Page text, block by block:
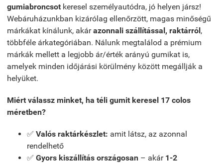
gumiabroncsot keresel személyautódra, jó helyen jársz!
Webáruházunkban kizárólag ellenőrzött, magas minőségű
márkákat kínálunk, akárazonnali szállítással, raktárról,
többféle árkategóriában. Nálunk megtalálod a prémium
márkák mellett a legjobb ár/érték arányú gumikat is,
amelyek minden időjárási körülmény között megállják a
helyüket.
Miért válassz minket, ha téli gumit keresel 17 colos
méretben?
✅ Valós raktárkészlet: amit látsz, az azonnal
rendelhető
✅ Gyors kiszállítás országosan – akár 1-2